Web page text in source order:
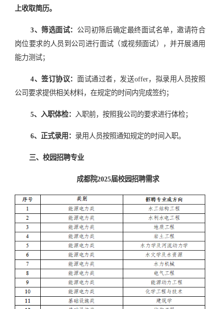
上收取简历。
3、筛选面试： 公司初筛后确定最终面试名单，邀请符合
岗位要求的人员到 公司进行面试 （或视频面试），并开展通用
能力测试；
4、签订协议： 面试通过者，发送offer，拟录用人员按照
公司要求提供相关材料，在规定的时间内完成签约；
5、入职体检： 入职前，按照我公司的要求进行体检；
6、正式录用 ： 录用 人员按照通知规定的时间入职。
三、 校园招聘专业
成都院2025届校园招聘需求